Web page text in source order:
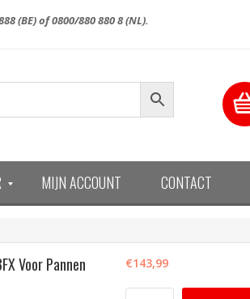
(BE) of0800/880 880 8(NL).
MIJN ACCOUNT CONTACT
Voor Pannen
€143,99